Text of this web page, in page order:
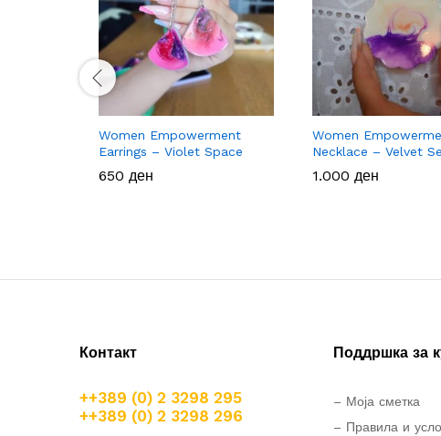
Women Empowerment
Earrings – Violet Space
650 ден
650 ден
Women
Necklace – Velvet
1.000 ден
1.000 ден
Контакт
++389 (0) 2 3298 295
++389 (0) 2 3298 296
Поддршка за
– Моја сметка
– Правила и